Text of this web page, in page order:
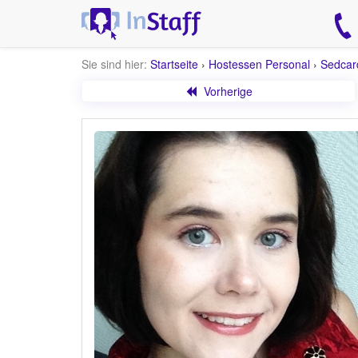
Sie sind hier: Startseite › Hostessen Personal ›
Vorherige